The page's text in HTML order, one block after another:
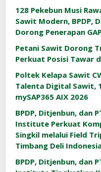
128 Pekebun Musi
Sawit Modern, BPDP,
Dorong Penerapan
Petani Sawit Dorong
Perkuat Posisi Tawar
Poltek Kelapa Sawit
Talenta Digital Sawit,
mySAP365 AIX 2026
BPDP, Ditjenbun, dan
Institute Perkuat
Singkil melalui Field
Timbang Deli
BPDP, Ditjenbun, dan